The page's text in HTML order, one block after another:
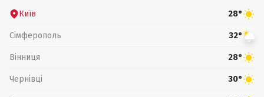
Київ 28°
Сімферополь 32°
Вінниця 28°
Чернівці 30°